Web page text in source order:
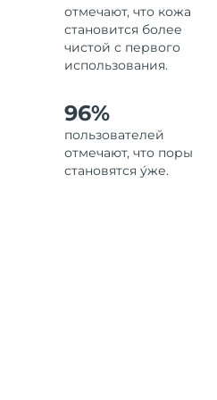
отмечают, что кожа
становится более
чистой с первого
использования.
96%
пользователей
отмечают, что поры
становятся у́же.